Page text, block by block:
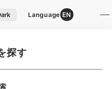
Language EN
探す
国立公文書館HP利用案内